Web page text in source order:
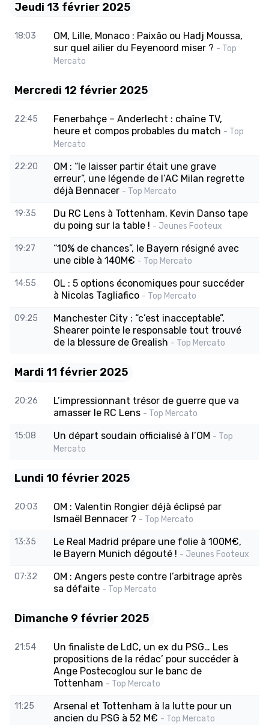
Jeudi 13 février 2025
18:03
OM, Lille, Monaco : Paixão ou Hadj Moussa,
sur quel ailier du Feyenoord miser ? - Top
Mercato
Mercredi 12 février 2025
22:45
Fenerbahçe – Anderlecht : chaîne TV,
heure et compos probables du match - Top
Mercato
22:20
OM : “le laisser partir était une grave
erreur”, une légende de l’AC Milan regrette
déjà Bennacer - Top Mercato
19:35
Du RC Lens à Tottenham, Kevin Danso tape
du poing sur la table ! - Jeunes Footeux
19:27
“10% de chances”, le Bayern résigné avec
une cible à 140M€ - Top Mercato
14:55
OL : 5 options économiques pour succéder
à Nicolas Tagliafico - Top Mercato
09:25
Manchester City : “c’est inacceptable”,
Shearer pointe le responsable tout trouvé
de la blessure de Grealish - Top Mercato
Mardi 11 février 2025
20:26
L’impressionnant trésor de guerre que va
amasser le RC Lens - Top Mercato
15:08 Un départ soudain officialisé à l’OM - Top
Mercato
Lundi 10 février 2025
20:03
OM : Valentin Rongier déjà éclipsé par
Ismaël Bennacer ? - Top Mercato
13:35
Le Real Madrid prépare une folie à 100M€,
le Bayern Munich dégouté ! - Jeunes Footeux
07:32
OM : Angers peste contre l’arbitrage après
sa défaite - Top Mercato
Dimanche 9 février 2025
21:54
Un finaliste de LdC, un ex du PSG… Les
propositions de la rédac’ pour succéder à
Ange Postecoglou sur le banc de
Tottenham - Top Mercato
11:25
Arsenal et Tottenham à la lutte pour un
ancien du PSG à 52 M€ - Top Mercato